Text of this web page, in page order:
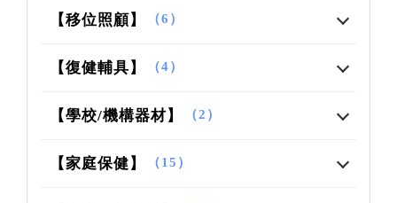
【移位照顧】 （6）
【復健輔具】 （4）
【學校/機構器材】 （2）
【家庭保健】 （15）